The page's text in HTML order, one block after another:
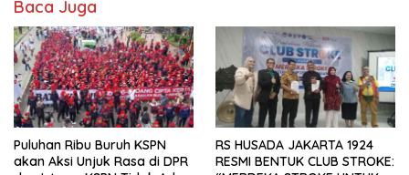
Baca Juga
Puluhan Ribu Buruh KSPN
akan Aksi Unjuk Rasa di DPR
RS HUSADA JAKARTA 1924
RESMI BENTUK CLUB STROKE: